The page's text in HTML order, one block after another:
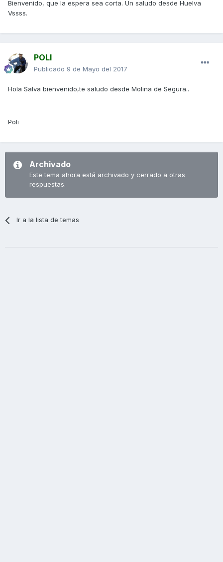
Bienvenido, que la espera sea corta. Un saludo desde Huelva
Vssss.
POLI
Publicado 9 de Mayo del 2017
Hola Salva bienvenido,te saludo desde Molina de Segura..
Poli
Archivado
Este tema ahora está archivado y cerrado a otras
respuestas.
Ir a la lista de temas